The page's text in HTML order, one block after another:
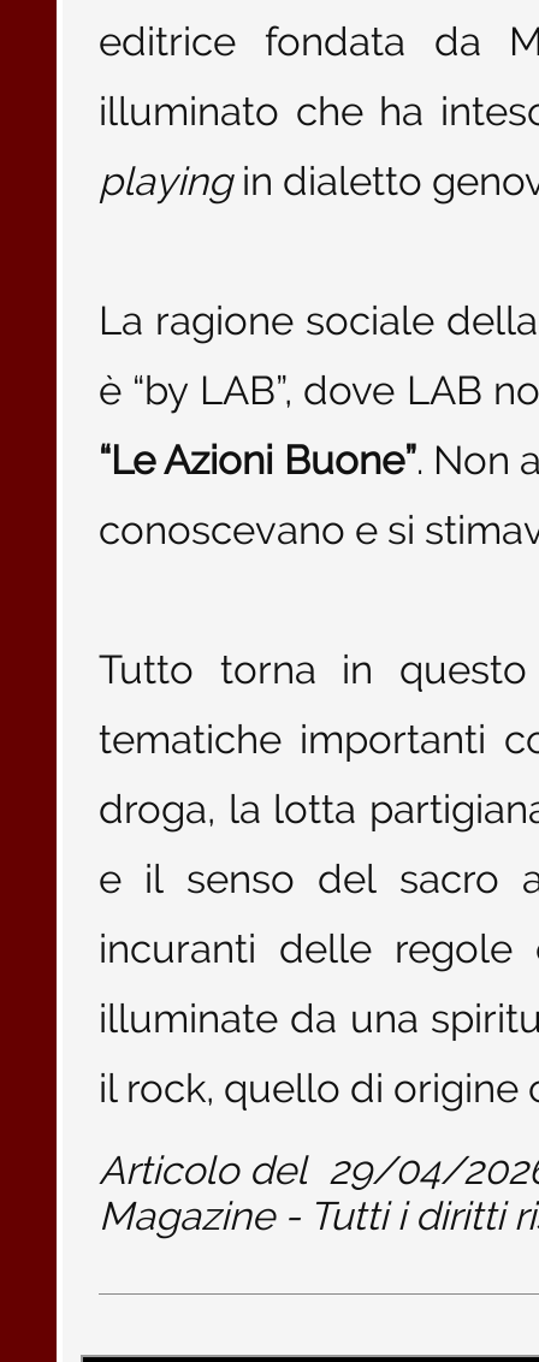
editrice fondata da
illuminato che ha
playingin dialetto
La ragione sociale
è “by LAB”, dove LAB
“Le Azioni Buone”. Non
conoscevano e si
Tutto torna in
tematiche importanti
droga, la lotta
e il senso del sacro
incuranti delle
illuminate da una
il rock, quello di origine
Articolo del 29/04/
Magazine - Tutti i diritti